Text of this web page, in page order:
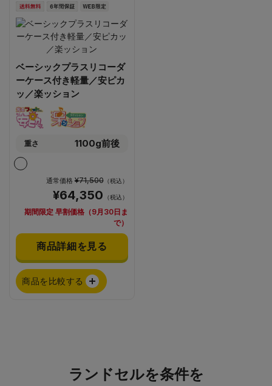
ベーシックプラスリコーダ
ーケース付き軽量／安ピカ
ッ／楽ッション
重さ 1100g前後
通常価格¥71,500（税込）
¥64,350 （税込）
期間限定 早割価格（9月30日ま
で）
商品詳細を見る
商品を比較する
ランドセルを条件を